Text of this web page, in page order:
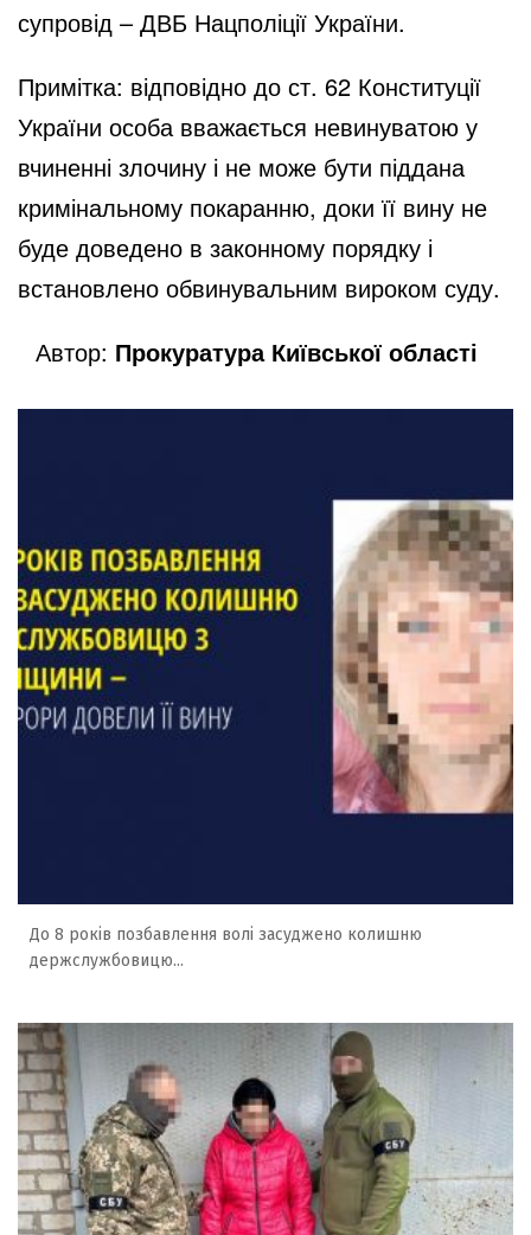
супровід – ДВБ Нацполіції України.
Примітка: відповідно до ст. 62 Конституції
України особа вважається невинуватою у
вчиненні злочину і не може бути піддана
кримінальному покаранню, доки її вину не
буде доведено в законному порядку і
встановлено обвинувальним вироком суду.
Автор: Прокуратура Київської області
До 8 років позбавлення волі засуджено колишню
держслужбовицю...